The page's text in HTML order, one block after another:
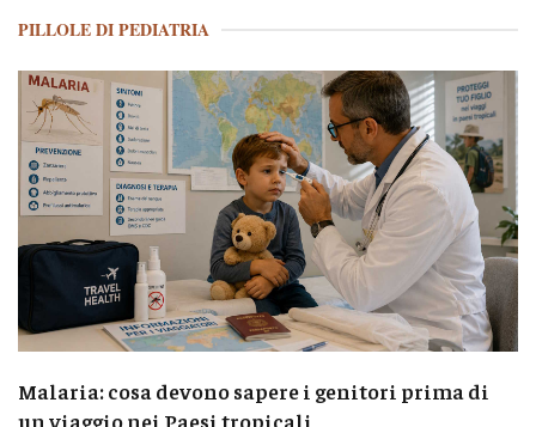
PILLOLE DI PEDIATRIA
Malaria: cosa devono sapere i genitori prima di
un viaggio nei Paesi tropicali